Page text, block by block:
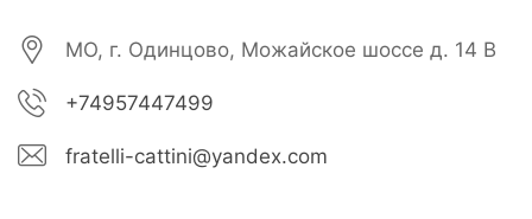
МО, г. Одинцово, Можайское шоссе д. 14 В
+74957447499
fratelli-cattini@yandex.com